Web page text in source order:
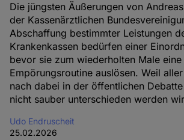
Die jüngsten Äußerungen von
der Kassenärztlichen
Abschaffung bestimmter Leistungen
Krankenkassen bedürfen einer
bevor sie zum wiederholten Male
Empörungsroutine auslösen. Weil
nach dabei in der öffentlichen
nicht sauber unterschieden werden
Udo Endruscheit
25.02.2026